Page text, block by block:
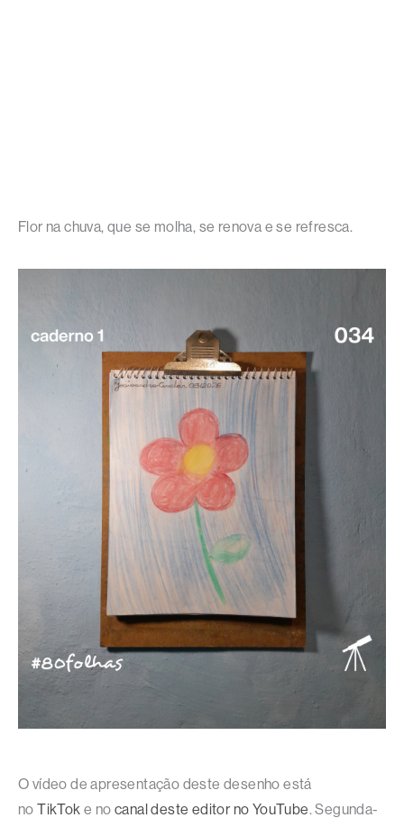
Flor na chuva, que se molha, se renova e se refresca.
O vídeo de apresentação deste desenho está
noTikTok e nocanal deste editor no YouTube. Segunda-